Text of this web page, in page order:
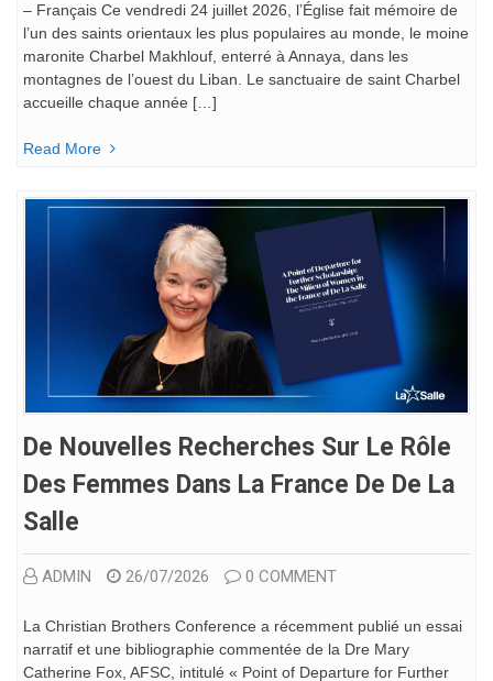
– Français Ce vendredi 24 juillet 2026, l’Église fait mémoire de
l’un des saints orientaux les plus populaires au monde, le moine
maronite Charbel Makhlouf, enterré à Annaya, dans les
montagnes de l’ouest du Liban. Le sanctuaire de saint Charbel
accueille chaque année […]
Read More
De Nouvelles Recherches Sur Le Rôle
Des Femmes Dans La France De De La
Salle
ADMIN 26/07/2026 0 COMMENT
La Christian Brothers Conference a récemment publié un essai
narratif et une bibliographie commentée de la Dre Mary
Catherine Fox, AFSC, intitulé « Point of Departure for Further